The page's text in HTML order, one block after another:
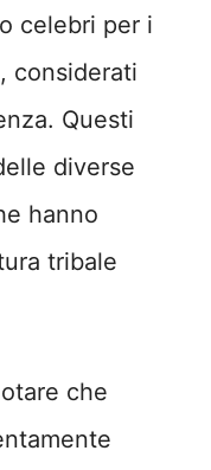
celebri per i
considerati
Questi
diverse
hanno
tribale
che